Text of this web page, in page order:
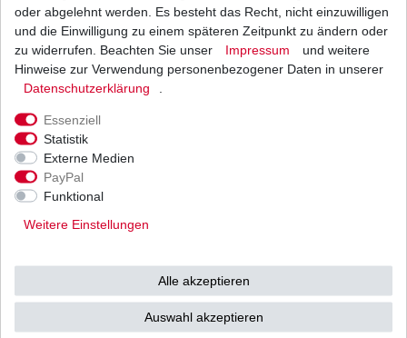
UVP 46,20 € 31,62 € *
1 Satz | 31,62 € / Satz
inkl. ges. MwSt. zzgl.
Versand
Ab einem Warenwert von
500 Euro versenden wir
53783 Eitorf (
unbedingt Termin
oder abgelehnt werden. Es besteht das Recht, nicht einzuwilligen
und die Einwilligung zu einem späteren Zeitpunkt zu ändern oder
zu widerrufen. Beachten Sie unser
Impressum
und weitere
Hinweise zur Verwendung personenbezogener Daten in unserer
Daten­schutz­erklärung
Essenziell
Statistik
Externe Medien
PayPal
Funktional
Weitere Einstellungen
Alle akzeptieren
Auswahl akzeptieren